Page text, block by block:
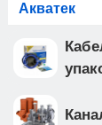
Акватек